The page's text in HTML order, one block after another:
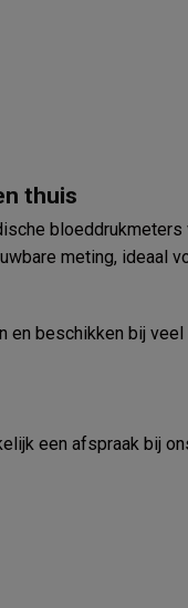
thuis
meting, ideaal
en beschikken bij
een afspraak bij